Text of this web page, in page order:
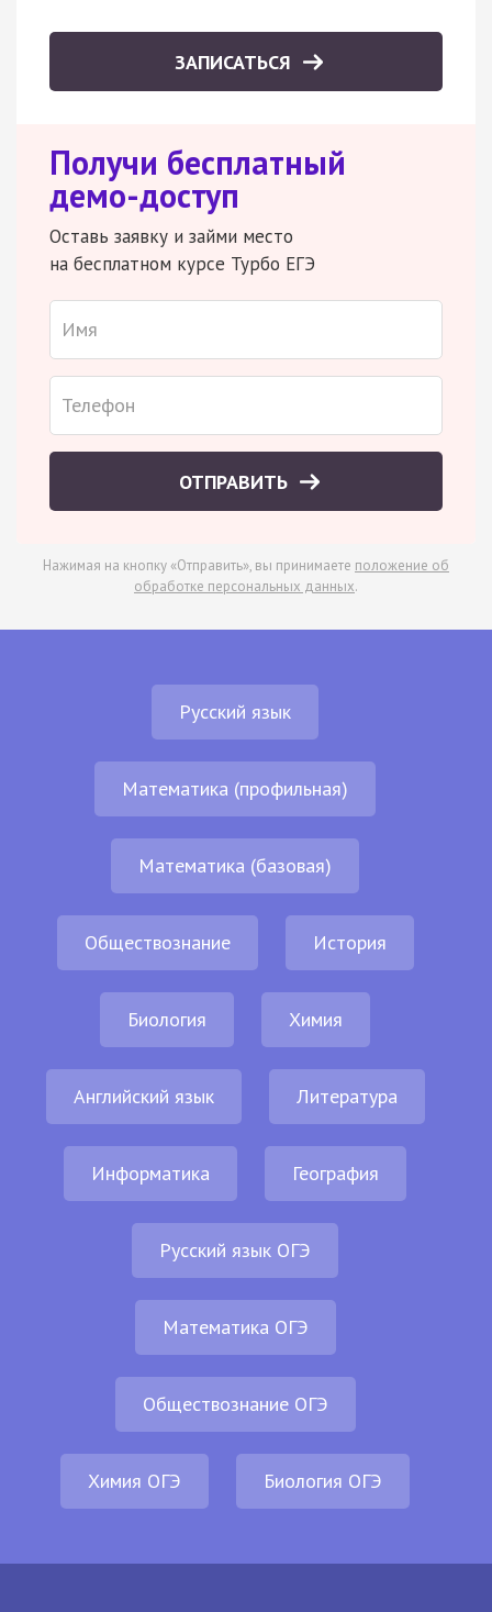
ЗАПИСАТЬСЯ
Получи бесплатный
демо-доступ
Оставь заявку и займи место
на бесплатном курсе Турбо ЕГЭ
ОТПРАВИТЬ
Нажимая на кнопку «Отправить», вы принимаете положение об
обработке персональных данных.
Русский язык
Математика (профильная)
Математика (базовая)
Обществознание История
Биология Химия
Английский язык Литература
Информатика География
Русский язык ОГЭ
Математика ОГЭ
Обществознание ОГЭ
Химия ОГЭ Биология ОГЭ